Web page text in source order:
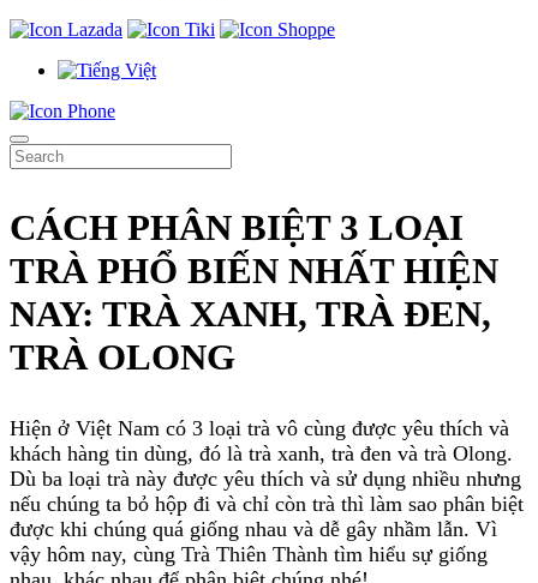
CÁCH PHÂN BIỆT 3 LOẠI
TRÀ PHỔ BIẾN NHẤT HIỆN
NAY: TRÀ XANH, TRÀ ĐEN,
TRÀ OLONG
Hiện ở Việt Nam có 3 loại trà vô cùng được yêu thích và
khách hàng tin dùng, đó là trà xanh, trà đen và trà Olong.
Dù ba loại trà này được yêu thích và sử dụng nhiều nhưng
nếu chúng ta bỏ hộp đi và chỉ còn trà thì làm sao phân biệt
được khi chúng quá giống nhau và dễ gây nhầm lẫn. Vì
vậy hôm nay, cùng Trà Thiên Thành tìm hiểu sự giống